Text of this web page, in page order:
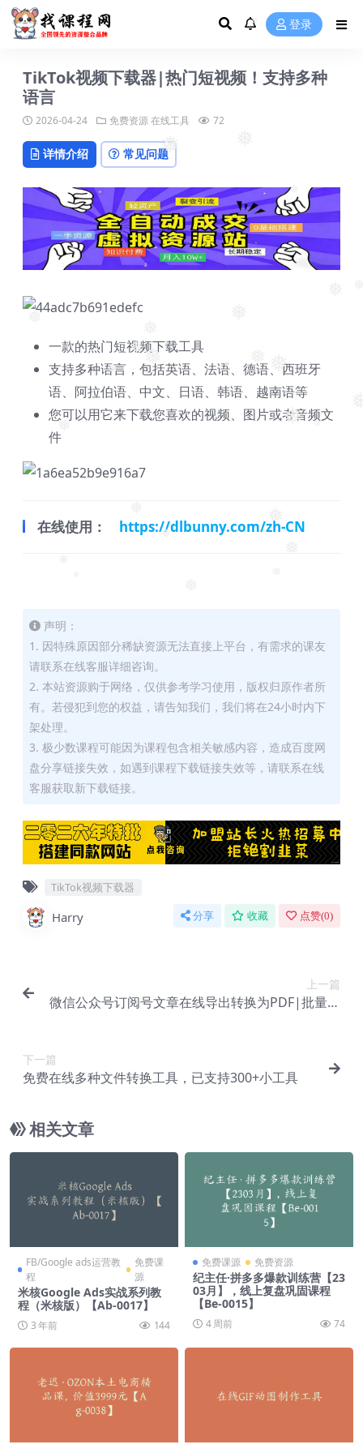
❅
❅
❅
❅
❅
❅ ❅
❅
❅
❅ ❅
❅
登录
TikTok视频下载器|热门短视频！支持多种
语言
2026-04-24 免费资源在线工具 72
详情介绍 常见问题
一款的热门短视频下载工具
支持多种语言，包括英语、法语、德语、西班牙
语、阿拉伯语、中文、日语、韩语、越南语等
您可以用它来下载您喜欢的视频、图片或者音频文
件
在线使用： https://dlbunny.com/zh-CN
声明：
1. 因特殊原因部分稀缺资源无法直接上平台，有需求的课友
请联系在线客服详细咨询。
2. 本站资源购于网络，仅供参考学习使用，版权归原作者所
有。若侵犯到您的权益，请告知我们，我们将在24小时内下
架处理。
3. 极少数课程可能因为课程包含相关敏感内容，造成百度网
盘分享链接失效，如遇到课程下载链接失效等，请联系在线
客服获取新下载链接。
TikTok视频下载器
Harry 分享 收藏 点赞(0)
上一篇
微信公众号订阅号文章在线导出转换为PDF|批量公
下一篇
免费在线多种文件转换工具，已支持300+小工具
相关文章
FB/Google ads运营教
程
免费课
源
米核Google Ads实战系列教
程（米核版）【Ab-0017】
3 年前 144
免费课源 免费资源
纪主任·拼多多爆款训练营【23
03月】，线上​复盘巩固课程
【Be-0015】
4 周前 74